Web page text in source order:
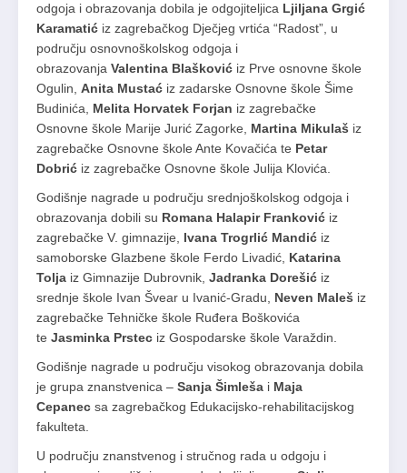
odgoja i obrazovanja dobila je odgojiteljica Ljiljana Grgić
Karamatić iz zagrebačkog Dječjeg vrtića “Radost”, u
području osnovnoškolskog odgoja i
obrazovanja Valentina Blašković iz Prve osnovne škole
Ogulin, Anita Mustać iz zadarske Osnovne škole Šime
Budinića, Melita Horvatek Forjan iz zagrebačke
Osnovne škole Marije Jurić Zagorke,
Martina Mikulaš iz
zagrebačke Osnovne škole Ante Kovačića te Petar
Dobrić iz zagrebačke Osnovne škole Julija Klovića.
Godišnje nagrade u području srednjoškolskog odgoja i
obrazovanja dobili su Romana Halapir Franković iz
zagrebačke V. gimnazije, Ivana Trogrlić Mandić iz
samoborske Glazbene škole Ferdo Livadić, Katarina
Tolja iz Gimnazije Dubrovnik, Jadranka Dorešić iz
srednje škole Ivan Švear u Ivanić-Gradu,
Neven Maleš iz
zagrebačke Tehničke škole Ruđera Boškovića
te Jasminka Prstec iz Gospodarske škole Varaždin.
Godišnje nagrade u području visokog obrazovanja dobila
je grupa znanstvenica – Sanja Šimleša i Maja
Cepanec sa zagrebačkog Edukacijsko-rehabilitacijskog
fakulteta.
U području znanstvenog i stručnog rada u odgoju i